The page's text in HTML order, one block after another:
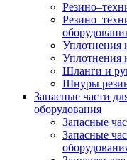
Уплотнения
Уплотнения
Шланги и
Шнуры
Запасные части
оборудования
Запасные
Запасные